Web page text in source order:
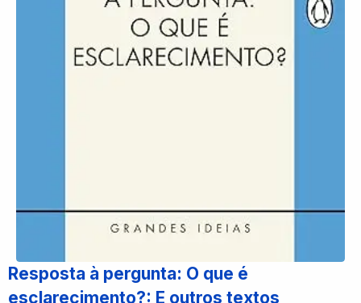
Resposta à pergunta: O que é
esclarecimento?: E outros textos